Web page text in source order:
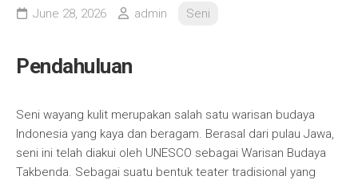
June 28, 2026 admin Seni
Pendahuluan
Seni wayang kulit merupakan salah satu warisan budaya
Indonesia yang kaya dan beragam. Berasal dari pulau Jawa,
seni ini telah diakui oleh UNESCO sebagai Warisan Budaya
Takbenda. Sebagai suatu bentuk teater tradisional yang